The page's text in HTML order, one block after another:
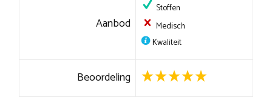
Aanbod
Stoffen
Medisch
Kwaliteit
Beoordeling